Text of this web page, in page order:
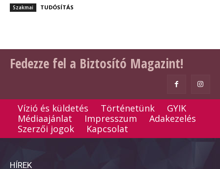
Szakmai TUDÓSÍTÁS
Fedezze fel a Biztosító Magazint!
Vízió és küldetés Történetünk
GYIK
Médiaajánlat
Impresszum
Adakezelés
Szerzői jogok
Kapcsolat
HÍREK